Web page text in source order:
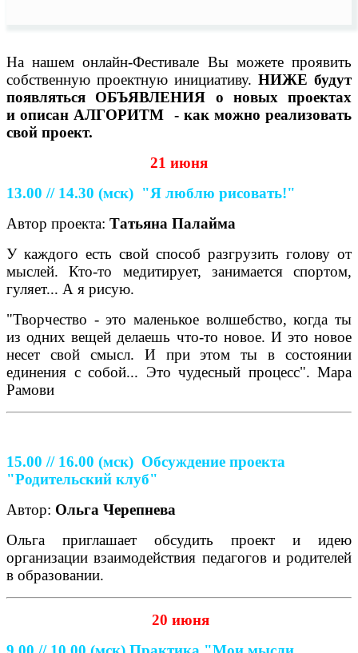
На нашем онлайн-Фестивале Вы можете проявить
собственную проектную инициативу. НИЖЕ будут
появляться ОБЪЯВЛЕНИЯ о новых проектах
иописан АЛГОРИТМ - как можно реализовать
свой проект.
21 июня
13.00 // 14.30 (мск) "Я люблю рисовать!"
Автор проекта: Татьяна Палайма
У каждого есть свой способ разгрузить голову от
мыслей. Кто-то медитирует, занимается спортом,
гуляет... А я рисую.
"Творчество - это маленькое волшебство, когда ты
из одних вещей делаешь что-то новое. И это новое
несет свой смысл. И при этом ты в состоянии
единения с собой... Это чудесный процесс". Мара
Рамови
15.00 // 16.00 (мск) Обсуждение проекта
"Родительский клуб"
Автор: Ольга Черепнева
Ольга приглашает обсудить проект и идею
организации взаимодействия педагогов и родителей
в образовании.
20 июня